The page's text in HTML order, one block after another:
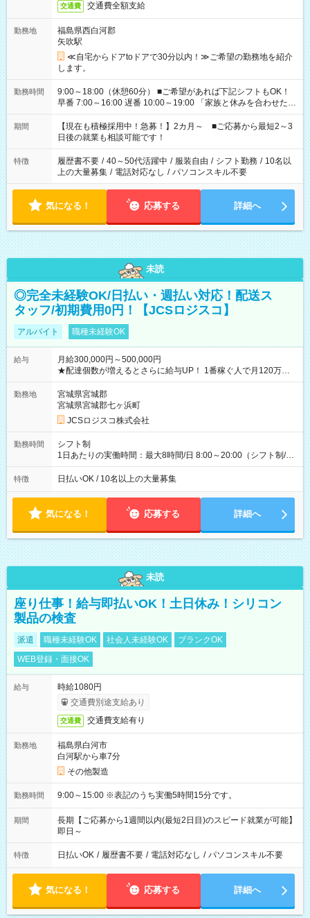
交通費 交通費全額支給
勤務地
福島県西白河郡
矢吹駅
≪自宅からドアtoドアで30分以内！≫ご希望の勤務地を紹介
します。
勤務時間
9:00～18:00（休憩60分） ■ご希望があれば下記シフトもOK！
早番 7:00～16:00 遅番 10:00～19:00 「家族と休みを合わせた
い」 「余裕を持って夕飯の準備がしたい」 「できれば残業はし
たくない」 など、ご希望を教えてくださいね。 ※Wワーク希望
の方へ 今ご覧のお仕事で希望する勤務時間と、もう1つのお仕事
の勤務時間。 合計で週40時間を超える場合は応募できません。
期間
【現在も積極採用中！急募！】2カ月～ ■ご応募から最短2～3
日後の就業も相談可能です！
特徴 履歴書不要 / 40～50代活躍中 / 服装自由 / シフト勤務 / 10名以
上の大量募集 / 電話対応なし / パソコンスキル不要
気になる！ 応募する 詳細へ
未読
◎完全未経験OK/日払い・週払い対応！配送ス
タッフ/初期費用0円！【JCSロジスコ】
アルバイト 職種未経験OK
給与
月給300,000円～500,000円
★配達個数が増えるとさらに給与UP！ 1番稼ぐ人で月120万ほ
ど！ ・主要都市エリア 月収55万円／週5日稼働 月収65万~112
万円／週6日稼働 ・地方郊外エリア 月収40万円／週5日稼働 月
収40万円~50万円／週6日稼働 ＜モデルイメージ＞ ■月収50万
円 (27歳男性/江東区在住)※元建築関係 1日150個配達×25日勤務
(日休み) ■月収80万円(43歳男性/墨田区在住)※元営業 1日200個
勤務地
宮城県宮城郡
宮城県宮城郡七ヶ浜町
JCSロジスコ株式会社
勤務時間
シフト制
1日あたりの実働時間：最大8時間/日 8:00～20:00（シフト制/実
働8時間） ※週5日勤務（場所次第では週4も有り） ※配達状況
によって時間外での勤務可能性有り ※案件により多少の前後あ
特徴 日払いOK / 10名以上の大量募集
気になる！ 応募する 詳細へ
未読
座り仕事！給与即払いOK！土日休み！シリコン
製品の検査
派遣 職種未経験OK 社会人未経験OK
ブランクOK
WEB登録・面接OK
給与
時給1080円
交通費別途支給あり
交通費 交通費支給有り
勤務地
福島県白河市
白河駅から車7分
その他製造
勤務時間 9:00～15:00 ※表記のうち実働5時間15分です。
期間
長期【ご応募から1週間以内(最短2日目)のスピード就業が可能】
即日～
特徴 日払いOK / 履歴書不要 / 電話対応なし / パソコンスキル不要
気になる！ 応募する 詳細へ